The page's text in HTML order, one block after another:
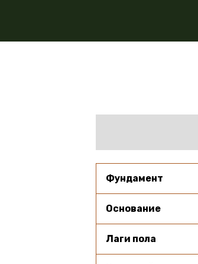
Фундамент
Основание
Лаги пола